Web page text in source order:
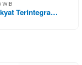
WIB
Terintegra…